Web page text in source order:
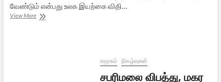
வேண்டும் என்பது உலக இயற்கை விதி…
View Moreஹிந்து:
சமூகம் நிகழ்வுகள்
சபரிமலை விபத்து, மகர